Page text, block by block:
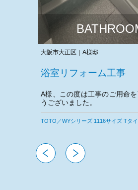
大阪府東大阪市｜T様邸
浴室リフォーム工事
T様、この度は工事のご用命
うございました。
今後とも宜しくお願いいたし
TOTO／WSシリーズ 1116サイズ Tタ